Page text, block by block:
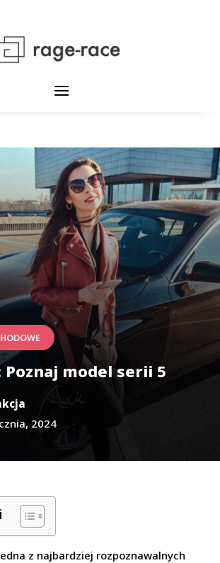
Poznaj model serii 5
2024
z najbardziej rozpoznawalnych